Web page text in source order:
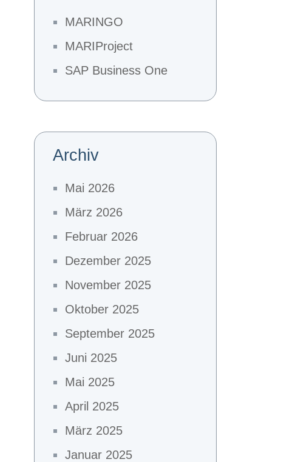
MARINGO
MARIProject
SAP Business One
Archiv
Mai 2026
März 2026
Februar 2026
Dezember 2025
November 2025
Oktober 2025
September 2025
Juni 2025
Mai 2025
April 2025
März 2025
Januar 2025